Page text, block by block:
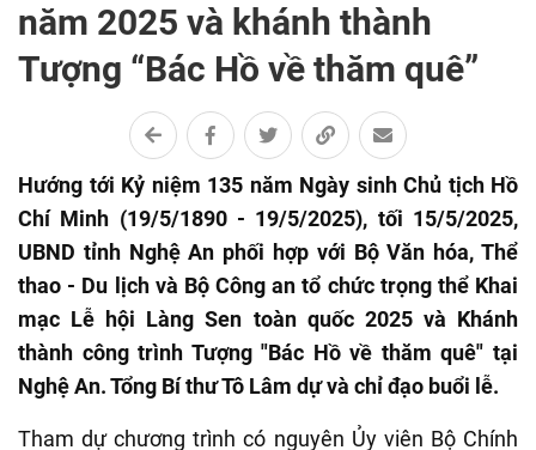
năm 2025 và khánh thành
Tượng “Bác Hồ về thăm quê”
Hướng tới Kỷ niệm 135 năm Ngày sinh Chủ tịch Hồ
Chí Minh (19/5/1890 - 19/5/2025), tối 15/5/2025,
UBND tỉnh Nghệ An phối hợp với Bộ Văn hóa, Thể
thao - Du lịch và Bộ Công an tổ chức trọng thể Khai
mạc Lễ hội Làng Sen toàn quốc 2025 và Khánh
thành công trình Tượng "Bác Hồ về thăm quê" tại
Nghệ An. Tổng Bí thư Tô Lâm dự và chỉ đạo buổi lễ.
Tham dự chương trình có nguyên Ủy viên Bộ Chính